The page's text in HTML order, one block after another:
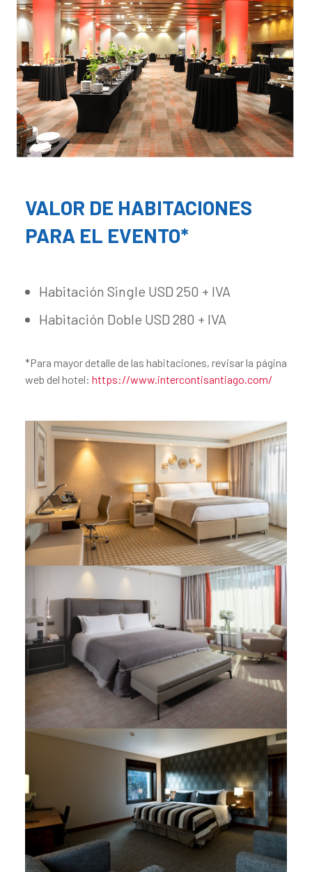
VALOR DE HABITACIONES
PARA EL EVENTO*
Habitación Single USD 250 + IVA
Habitación Doble USD 280 + IVA
*Para mayor detalle de las habitaciones, revisar la página
web del hotel: https://www.intercontisantiago.com/